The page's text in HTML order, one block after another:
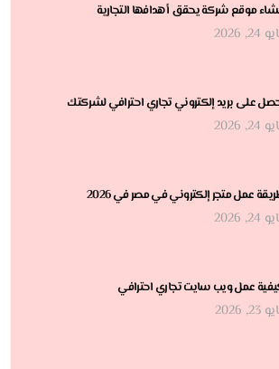
موقع شركة يحقق أهدافها التجارية
2026
على بريد إلكتروني تجاري احترافي لشركتك
2026
عمل متجر إلكتروني في مصر في 2026
2026
عمل ويب سايت تجاري احترافي
23, 2026